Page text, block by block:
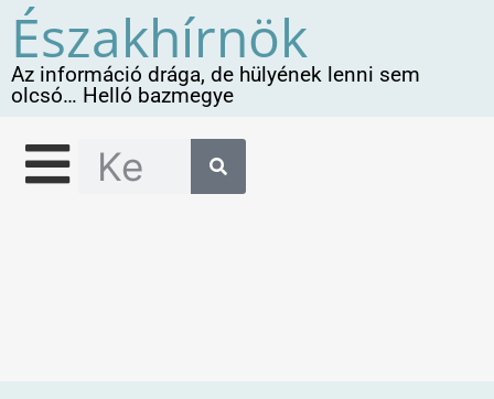
Északhírnök
Az információ drága, de hülyének lenni sem
olcsó… Helló bazmegye